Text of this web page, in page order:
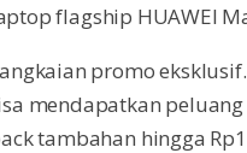
flagship HUAWEI
promo
mendapatkan
tambahan hingga